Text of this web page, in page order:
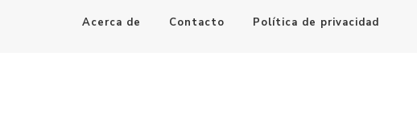
Acerca de Contacto Política de privacidad